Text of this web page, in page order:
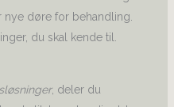
nye døre for behandling.
du skal kende til.
, deler du